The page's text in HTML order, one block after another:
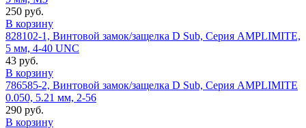
250 руб.
В корзину
828102-1, Винтовой замок/защелка D Sub, Серия AMPLIMITE,
5 мм, 4-40 UNC
43 руб.
В корзину
786585-2, Винтовой замок/защелка D Sub, Серия AMPLIMITE
0.050, 5.21 мм, 2-56
290 руб.
В корзину